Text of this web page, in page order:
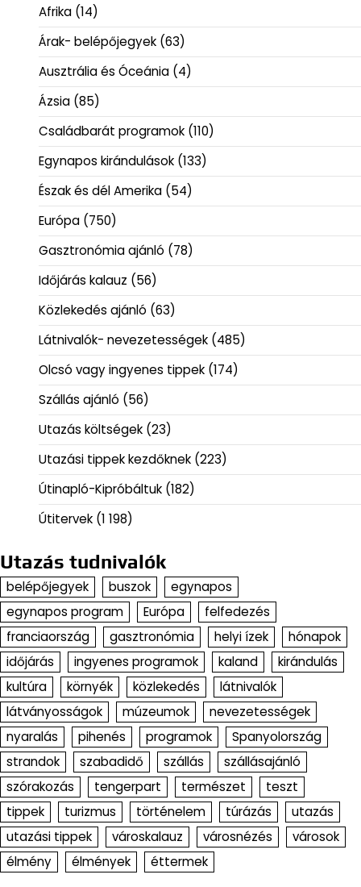
Afrika (14)
Árak- belépőjegyek (63)
Ausztrália és Óceánia (4)
Ázsia (85)
Családbarát programok (110)
Egynapos kirándulások (133)
Észak és dél Amerika (54)
Európa (750)
Gasztronómia ajánló (78)
Időjárás kalauz (56)
Közlekedés ajánló (63)
Látnivalók- nevezetességek (485)
Olcsó vagy ingyenes tippek (174)
Szállás ajánló (56)
Utazás költségek (23)
Utazási tippek kezdőknek (223)
Útinapló-Kipróbáltuk (182)
Útitervek (1 198)
Utazás tudnivalók
belépőjegyek buszok
egynapos
egynapos program
Európa
felfedezés
franciaország
gasztronómia helyi ízek
hónapok
időjárás
ingyenes programok kaland
kirándulás
kultúra
környék közlekedés
látnivalók
látványosságok
múzeumok
nevezetességek
nyaralás
pihenés programok
Spanyolország
strandok
szabadidő szállás
szállásajánló
szórakozás
tengerpart természet
teszt
tippek
turizmus történelem túrázás
utazás
utazási tippek
városkalauz városnézés
városok
élmény
élmények éttermek